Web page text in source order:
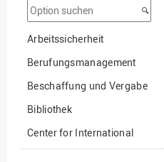
Option
suchen
Arbeitssicherheit
Berufungsmanagement
Beschaffung und Vergabe
Bibliothek
Center for International
Mobility